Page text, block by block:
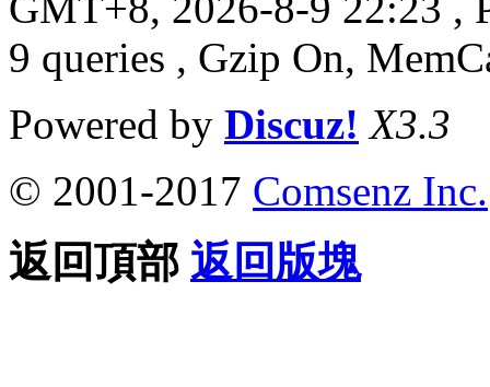
9 queries , Gzip On,
Powered by Discuz! X3.3
© 2001-2017 Comsenz Inc.
返回頂部 返回版塊